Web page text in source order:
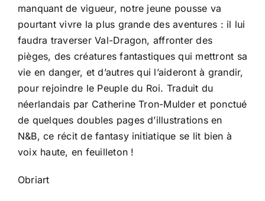
manquant de vigueur, notre jeune pousse va
pourtant vivre la plus grande des aventures : il lui
faudra traverser Val-Dragon, affronter des
pièges, des créatures fantastiques qui mettront sa
vie en danger, et d’autres qui l’aideront à grandir,
pour rejoindre le Peuple du Roi. Traduit du
néerlandais par Catherine Tron-Mulder et ponctué
de quelques doubles pages d’illustrations en
N&B, ce récit de fantasy initiatique se lit bien à
voix haute, en feuilleton !
Obriart